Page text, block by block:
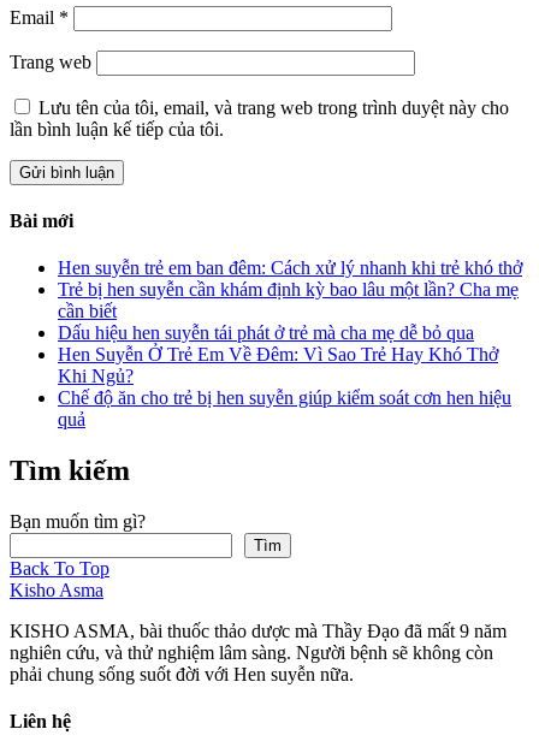
Email *
Trang web
Lưu tên của tôi, email, và trang web trong trình duyệt này cho
lần bình luận kế tiếp của tôi.
Bài mới
Hen suyễn trẻ em ban đêm: Cách xử lý nhanh khi trẻ khó thở
Trẻ bị hen suyễn cần khám định kỳ bao lâu một lần? Cha mẹ
cần biết
Dấu hiệu hen suyễn tái phát ở trẻ mà cha mẹ dễ bỏ qua
Hen Suyễn Ở Trẻ Em Về Đêm: Vì Sao Trẻ Hay Khó Thở
Khi Ngủ?
Chế độ ăn cho trẻ bị hen suyễn giúp kiểm soát cơn hen hiệu
quả
Tìm kiếm
Bạn muốn tìm gì?
Tìm
Back To Top
Kisho Asma
KISHO ASMA, bài thuốc thảo dược mà Thầy Đạo đã mất 9 năm
nghiên cứu, và thử nghiệm lâm sàng. Người bệnh sẽ không còn
phải chung sống suốt đời với Hen suyễn nữa.
Liên hệ